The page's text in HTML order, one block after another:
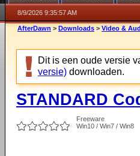
8/9/2026 9:35:57 AM
AfterDawn > Downloads > Video &
Dit is een oude versie
versie) downloaden.
STANDARD
Freeware
Win10 / Win7 / Win8